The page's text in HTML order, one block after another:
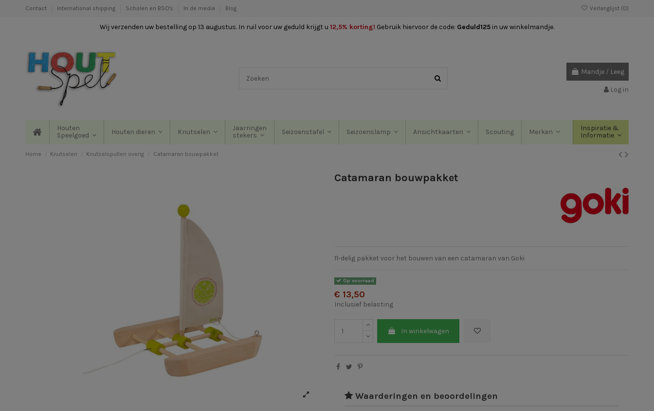
Contact International shipping Scholen en BSO's In de media Blog Verlanglijst (0)
Wij verzenden uw bestelling op 13 augustus. In ruil voor uw geduld krijgt u 12,5% korting! Gebruik hiervoor de code: Geduld125 in uw winkelmandje.
Mandje / Leeg
Log in
Houten
Speelgoed
Houten dieren Knutselen
Jaarringen
stekers
Seizoenstafel Seizoenslamp Ansichtkaarten Scouting Merken
Inspiratie &
Informatie
Home Knutselen Knutselspullen overig Catamaran bouwpakket
Catamaran bouwpakket
11-delig pakket voor het bouwen van een catamaran van Goki
Op voorraad
€ 13,50
Inclusief belasting
In winkelwagen
Waarderingen en beoordelingen